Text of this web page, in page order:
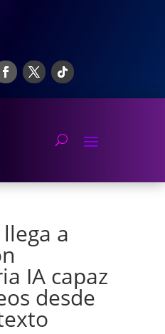
a
IA capaz
desde